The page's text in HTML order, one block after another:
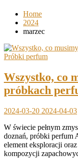
Home
2024
marzec
Próbki perfum
Wszystko, co
próbkach
2024-03-20 2024-04-03
W świecie pełnym
doznań, próbki perfum
element eksploracji
kompozycji